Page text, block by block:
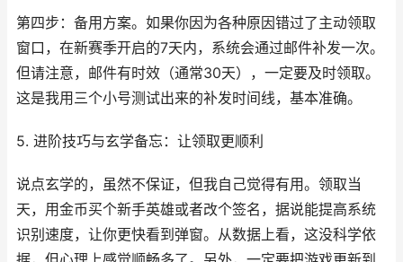
第四步：备用方案。如果你因为各种原因错过了主动领取
窗口，在新赛季开启的7天内，系统会通过邮件补发一次。
但请注意，邮件有时效（通常30天），一定要及时领取。
这是我用三个小号测试出来的补发时间线，基本准确。
5. 进阶技巧与玄学备忘：让领取更顺利
说点玄学的，虽然不保证，但我自己觉得有用。领取当
天，用金币买个新手英雄或者改个签名，据说能提高系统
识别速度，让你更快看到弹窗。从数据上看，这没科学依